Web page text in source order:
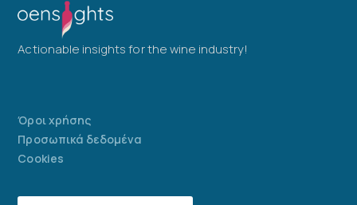
Actionable insights for the wine industry!
Όροι χρήσης
Προσωπικά δεδομένα
Cookies